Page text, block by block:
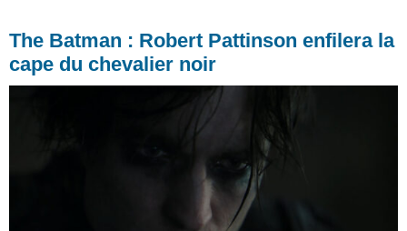
The Batman : Robert Pattinson enfilera la
cape du chevalier noir